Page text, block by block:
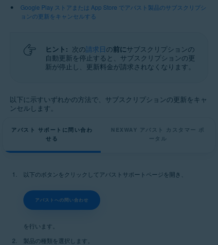
Google Play ストアまたは App Store でアバスト製品のサブスクリプシ
ョンの更新をキャンセルする
ヒント: 次の請求日の前にサブスクリプションの
自動更新を停止すると、サブスクリプションの更
新が停止し、更新料金が請求されなくなります。
以下に示すいずれかの方法で、サブスクリプションの更新をキャ
ンセルします。
アバスト サポートに問い合わ
せる
NEXWAY アバスト カスタマー ポ
ータル
以下のボタンをクリックしてアバストサポートページを開き、
アバストへの問い合わせ
を行います。
製品の種類を選択します。